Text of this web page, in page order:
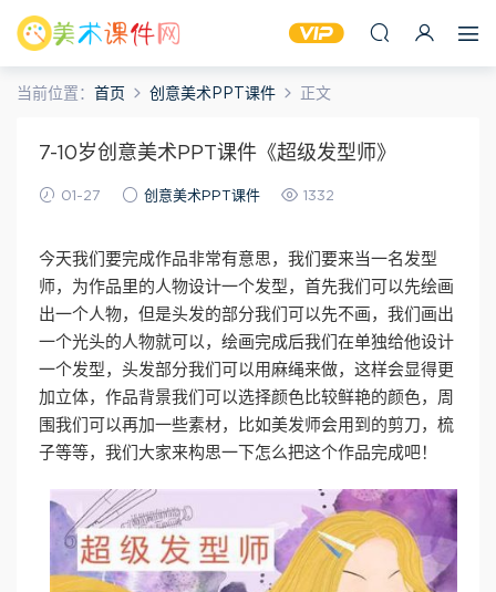
当前位置： 首页 创意美术PPT课件 正文
7-10岁创意美术PPT课件《超级发型师》
01-27 创意美术PPT课件 1332
今天我们要完成作品非常有意思，我们要来当一名发型
师，为作品里的人物设计一个发型，首先我们可以先绘画
出一个人物，但是头发的部分我们可以先不画，我们画出
一个光头的人物就可以，绘画完成后我们在单独给他设计
一个发型，头发部分我们可以用麻绳来做，这样会显得更
加立体，作品背景我们可以选择颜色比较鲜艳的颜色，周
围我们可以再加一些素材，比如美发师会用到的剪刀，梳
子等等，我们大家来构思一下怎么把这个作品完成吧！